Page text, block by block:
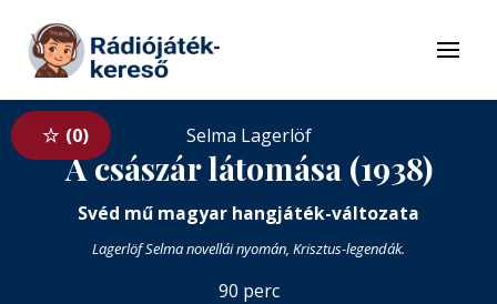
Tovább a tartalomhoz
Menü
0 Selma Lagerlöf
A császár látomása (1938)
Svéd mű magyar hangjáték-változata
Lagerlöf Selma novellái nyomán, Krisztus-legendák.
90 perc